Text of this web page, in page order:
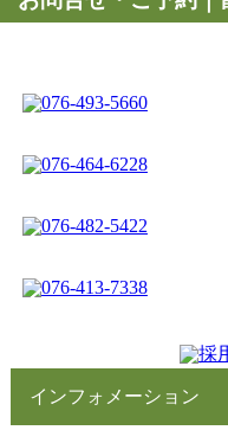
インフォメーション